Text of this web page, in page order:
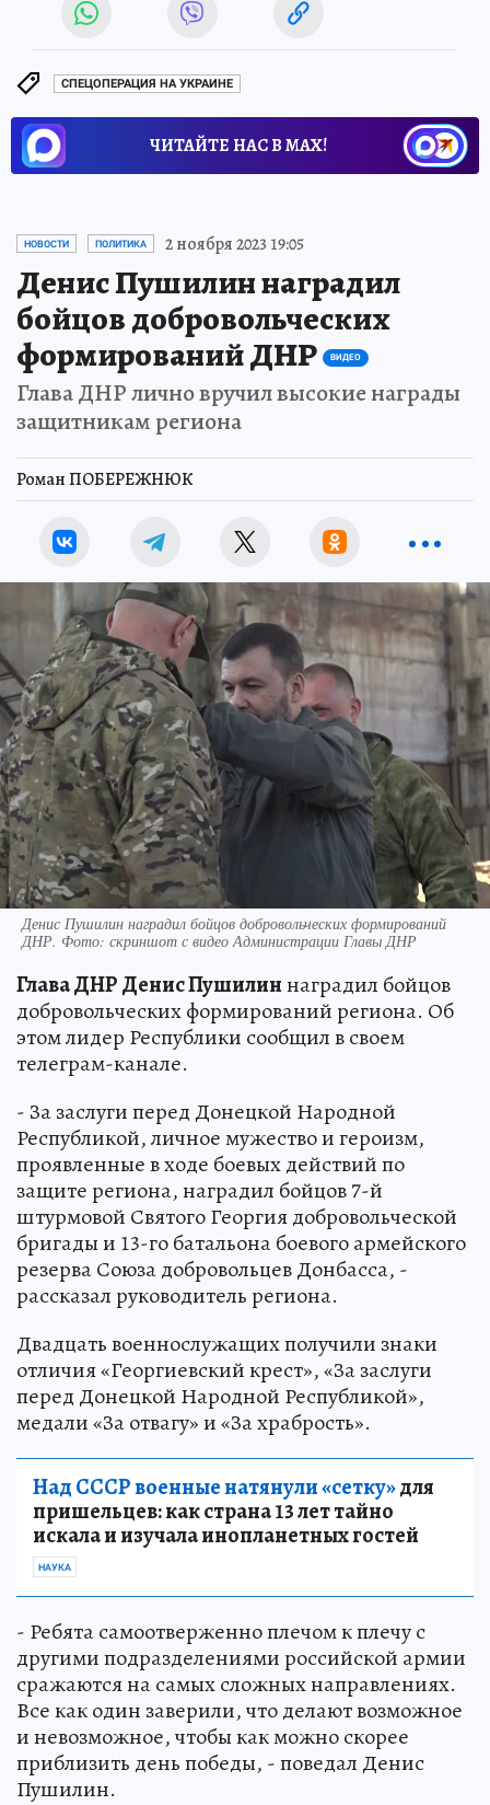
СПЕЦОПЕРАЦИЯ НА УКРАИНЕ
ЧИТАЙТЕ НАС В МАХ!
НОВОСТИ ПОЛИТИКА 2 ноября 2023 19:05
Денис Пушилин наградил
бойцов добровольческих
формирований ДНР
ВИДЕО
Глава ДНР лично вручил высокие награды
защитникам региона
Роман ПОБЕРЕЖНЮК
Денис Пушилин наградил бойцов добровольческих формирований
ДНР. Фото: скриншот с видео Администрации Главы ДНР
Глава ДНР Денис Пушилиннаградил бойцов
добровольческих формирований региона. Об
этом лидер Республики сообщил в своем
телеграм-канале.
- За заслуги перед Донецкой Народной
Республикой, личное мужество и героизм,
проявленные в ходе боевых действий по
защите региона, наградил бойцов 7-й
штурмовой Святого Георгия добровольческой
бригады и 13-го батальона боевого армейского
резерва Союза добровольцев Донбасса, -
рассказал руководитель региона.
Двадцать военнослужащих получили знаки
отличия «Георгиевский крест», «За заслуги
перед Донецкой Народной Республикой»,
медали «За отвагу» и «За храбрость».
Над СССР военные натянули «сетку»для
пришельцев: как страна 13 лет тайно
искала и изучала инопланетных гостей
НАУКА
- Ребята самоотверженно плечом к плечу с
другими подразделениями российской армии
сражаются на самых сложных направлениях.
Все как один заверили, что делают возможное
и невозможное, чтобы как можно скорее
приблизить день победы, - поведал Денис
Пушилин.